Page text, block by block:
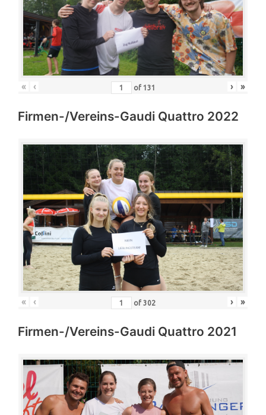
« ‹ of 131 › »
Firmen-/Vereins-Gaudi Quattro 2022
« ‹ of 302 › »
Firmen-/Vereins-Gaudi Quattro 2021